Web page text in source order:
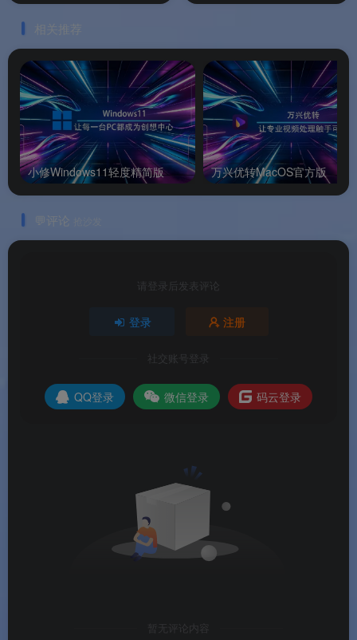
🧹 纯净安装无捆绑
过程无任何捆绑软件选项，体验更清爽。
🎯重心转向云盘与播放：在保留核心下载能力的
基础上，功能重心向云盘资源与在线播放倾斜
。
🔄第三方网盘整合：支持挂载阿里云盘等第三方
网盘，一个客户端管理多个云盘资源。
💸免费2T云盘空间
：登录即享免费云盘空间，会员
可解锁更大空间和更多特权
🌟软件亮点
尝鲜版，迅雷会员体系17周年特别版本。
链接秒播无需下载：云盘视频原画播放、倍速
播放，主打“无需下载即可观看”。
智能片库自动归类
：自动识别影音文件按剧集
归类，生成海报墙，找片效率翻倍
界面清爽广告少，体验更纯净
相关推荐
小修Windows11轻度精简版 万兴优转MacOS官方版
💬评论
请登录后发表评论
登录 注册
社交账号登录
QQ登录 微信登录 码云登录
暂无评论内容